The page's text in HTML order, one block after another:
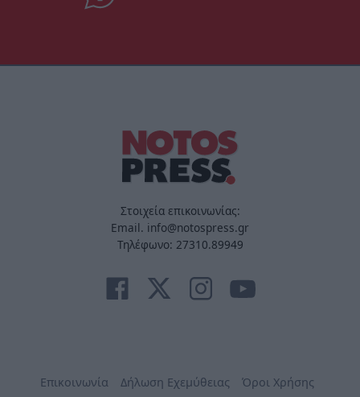
Στοιχεία επικοινωνίας:
Email. info@notospress.gr
Τηλέφωνο: 27310.89949
Επικοινωνία Δήλωση Εχεμύθειας Όροι Χρήσης